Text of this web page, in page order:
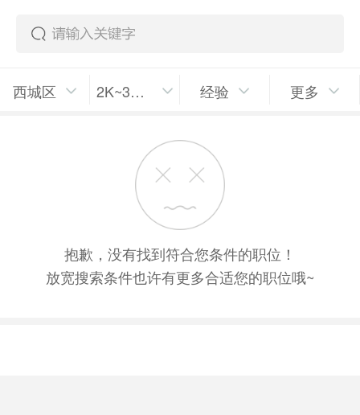
西城区 2K~3K/月 经验 更多
抱歉，没有找到符合您条件的职位！
放宽搜索条件也许有更多合适您的职位哦~